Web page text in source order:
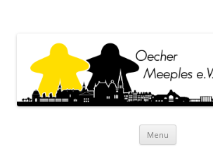
Menu Skip to